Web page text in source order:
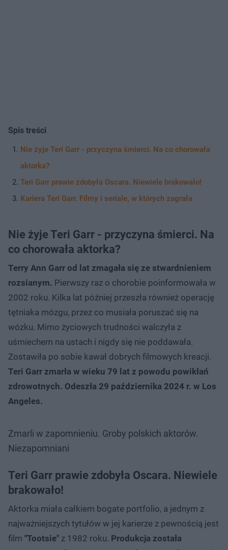
Spis treści
Nie żyje Teri Garr - przyczyna śmierci. Na co chorowała
aktorka?
Teri Garr prawie zdobyła Oscara. Niewiele brakowało!
Kariera Teri Garr. Filmy i seriale, w których zagrała
Nie żyje Teri Garr - przyczyna śmierci. Na
co chorowała aktorka?
Terry Ann Garr od lat zmagała się ze stwardnieniem
rozsianym. Pierwszy raz o chorobie poinformowała w
2002 roku. Kilka lat później przeszła również operację
tętniaka mózgu, przez co musiała poruszać się na
wózku. Mimo życiowych trudności walczyła z
uśmiechem na ustach i nigdy się nie poddawała.
Zostawiła po sobie kawał dobrych filmowych kreacji.
Teri Garr zmarła w wieku 79 lat z powodu powikłań
zdrowotnych. Odeszła 29 października 2024 r. w Los
Angeles.
Zmarli w zapomnieniu. Groby polskich aktorów.
Niezapomniani
Teri Garr prawie zdobyła Oscara. Niewiele
brakowało!
Aktorka miała całkiem bogate portfolio, a jednym z
najważniejszych tytułów w jej karierze z pewnością jest
film "Tootsie" z 1982 roku. Produkcja została